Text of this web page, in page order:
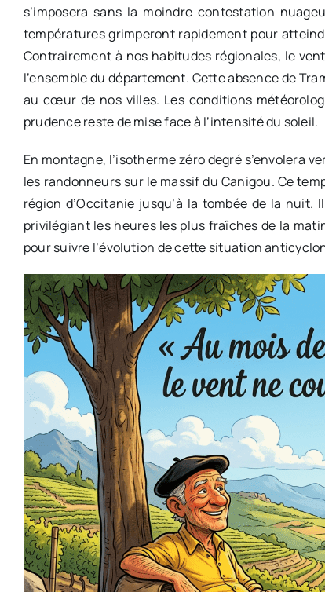
s’imposera sans la moindre contestation
températures grimperont rapidement pour
Contrairement à nos habitudes régionales, le
l’ensemble du département. Cette absence de
au cœur de nos villes. Les conditions
prudence reste de mise face à l’intensité du soleil.
En montagne, l’isotherme zéro degré s’envolera
les randonneurs sur le massif du Canigou. Ce
région d’Occitanie jusqu’à la tombée de la
privilégiant les heures les plus fraîches de la
pour suivre l’évolution de cette situation